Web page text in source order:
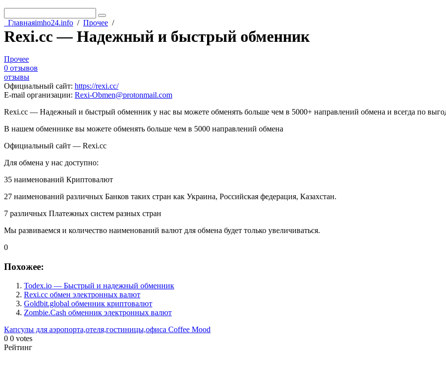
Главнаяimho24.info / Прочее /
Rexi.cc — Надежный и быстрый обменник
Прочее
0 отзывов
отзывы
Официальный сайт: https://rexi.cc/
E-mail организации: Rexi-Obmen@protonmail.com
Rexi.cc — Надежный и быстрый обменник у нас вы можете обменять больше чем в 5000+ направлений обмена и всегда по
В нашем обменнике вы можете обменять больше чем в 5000 направлений обмена
Официальный сайт — Rexi.cc
Для обмена у нас доступно:
35 наименований Криптовалют
27 наименований различных Банков таких стран как Украина, Российская федерация, Казахстан.
7 различных Платежных систем разных стран
Мы развиваемся и количество наименований валют для обмена будет только увеличиваться.
0
Похожее:
Todex.io — Быстрый и надежный обменник
Rexi.cc обмен электронных валют
Goldbit.global обменник криптовалют
Zombie.Cash обменник электронных валют
Капсулы для аэропорта,отеля,гостиницы,офиса Coffee Mood
0 0 votes
Рейтинг